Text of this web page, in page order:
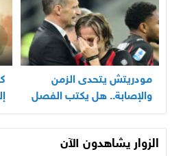
مودريتش يتحدى الزمن
والإصابة.. هل يكتب الفصل
الأخير في أسطورته
المونديالية؟
الزوار يشاهدون الآن